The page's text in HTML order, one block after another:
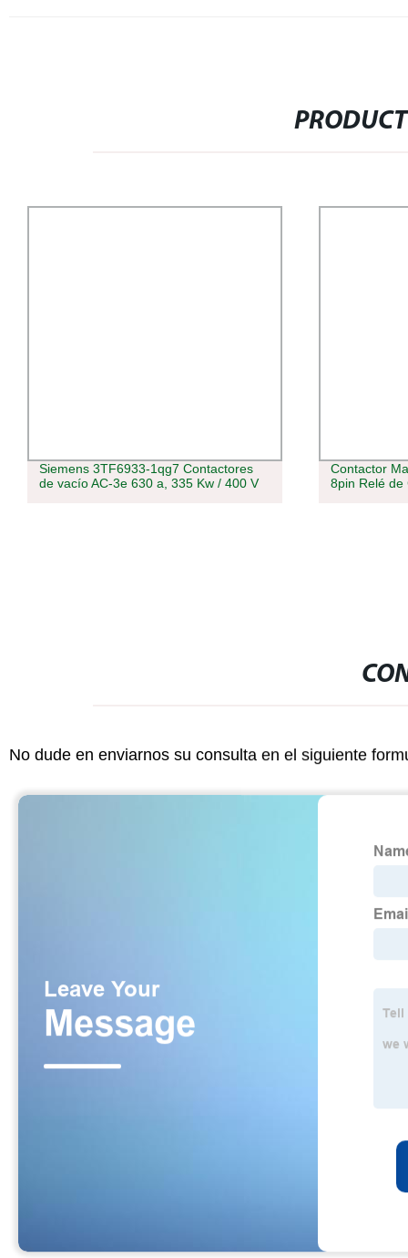
Siemens 3TF6933-1qg7 Contactores
de vacío AC-3e 630 a, 335 Kw / 400 V
Contactor
8pin Relé de
No dude en enviarnos su consulta en el siguiente